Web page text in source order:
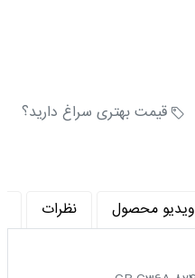
قیمت بهتری سراغ دارید؟
ویدیو محصول نظرات